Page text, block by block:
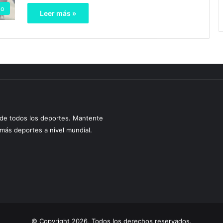
Leer más »
todos los deportes. Mantente
deportes a nivel mundial.
© Copyright 2026, Todos los derechos reservados.